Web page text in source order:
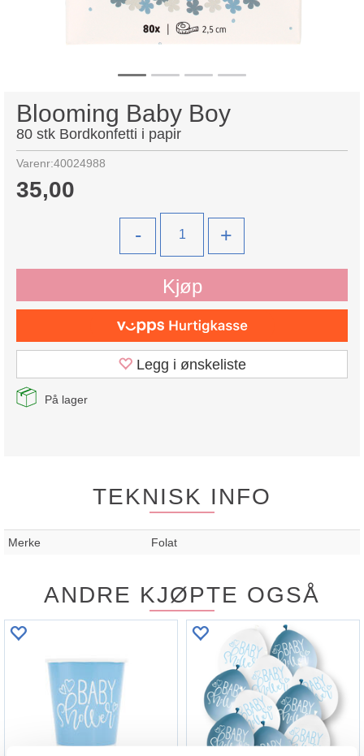
Blooming Baby Boy
80 stk Bordkonfetti i papir
Varenr:40024988
35,00
- +
Kjøp
Legg i ønskeliste
På lager
TEKNISK INFO
Merke Folat
ANDRE KJØPTE OGSÅ